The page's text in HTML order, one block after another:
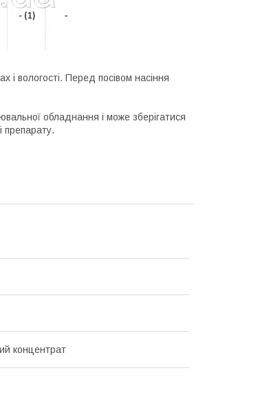
і вологості. Перед посівом насіння
обладнання і може зберігатися
препарату.
концентрат